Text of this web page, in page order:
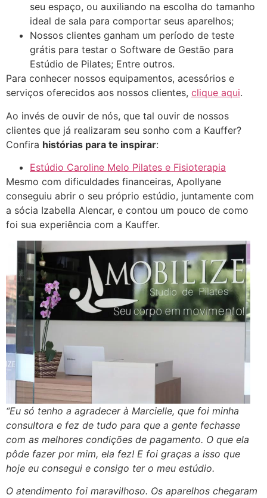
seu espaço, ou auxiliando na escolha do tamanho
ideal de sala para comportar seus aparelhos;
Nossos clientes ganham um período de teste
grátis para testar o Software de Gestão para
Estúdio de Pilates; Entre outros.
Para conhecer nossos equipamentos, acessórios e
serviços oferecidos aos nossos clientes, clique aqui.
Ao invés de ouvir de nós, que tal ouvir de nossos
clientes que já realizaram seu sonho com a Kauffer?
Confira histórias para te inspirar:
Estúdio Caroline Melo Pilates e Fisioterapia
Mesmo com dificuldades financeiras, Apollyane
conseguiu abrir o seu próprio estúdio, juntamente com
a sócia Izabella Alencar, e contou um pouco de como
foi sua experiência com a Kauffer.
“Eu só tenho a agradecer à Marcielle, que foi minha
consultora e fez de tudo para que a gente fechasse
com as melhores condições de pagamento. O que ela
pôde fazer por mim, ela fez! E foi graças a isso que
hoje eu consegui e consigo ter o meu estúdio.
O atendimento foi maravilhoso. Os aparelhos chegaram